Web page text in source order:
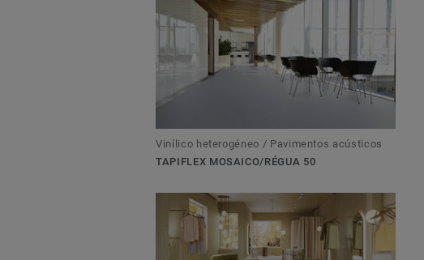
Vinílico heterogéneo / Pavimentos acústicos
TAPIFLEX MOSAICO/RÉGUA 50